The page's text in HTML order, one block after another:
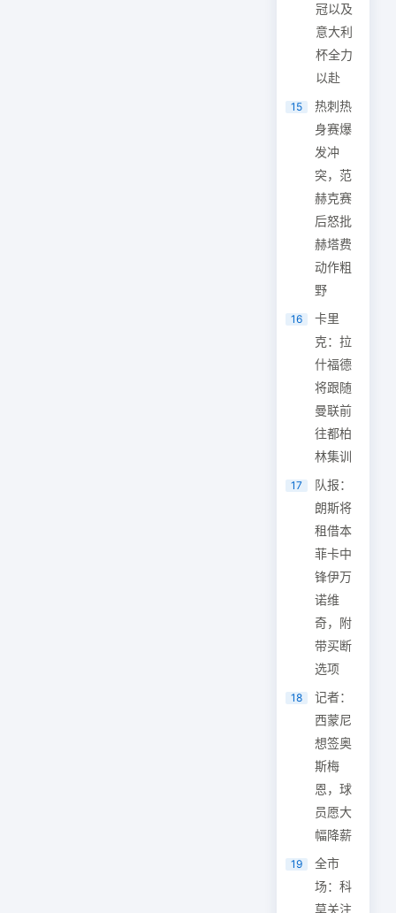
冠以及
意大利
杯全力
以赴
15
热刺热
身赛爆
发冲
突，范
赫克赛
后怒批
赫塔费
动作粗
野
16
卡里
克：拉
什福德
将跟随
曼联前
往都柏
林集训
17
队报：
朗斯将
租借本
菲卡中
锋伊万
诺维
奇，附
带买断
选项
18
记者：
西蒙尼
想签奥
斯梅
恩，球
员愿大
幅降薪
19
全市
场：科
莫关注